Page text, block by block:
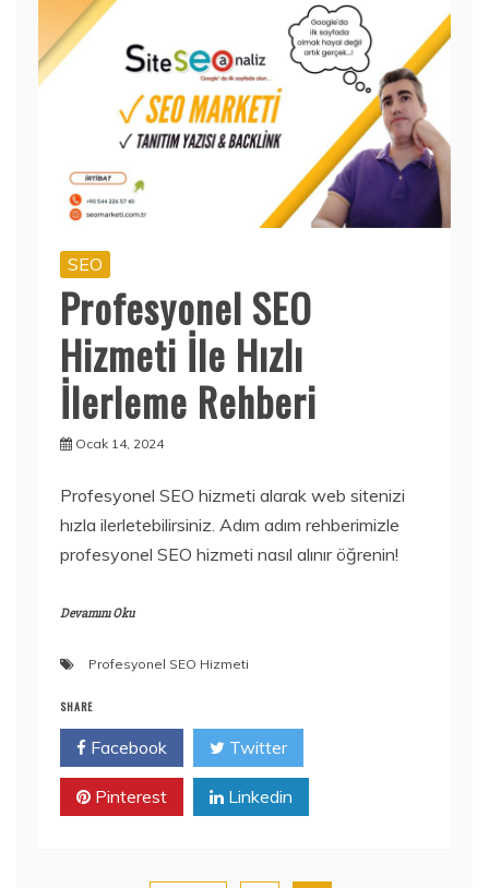
SEO
Profesyonel SEO
Hizmeti İle Hızlı
İlerleme Rehberi
Ocak 14, 2024
Profesyonel SEO hizmeti alarak web sitenizi
hızla ilerletebilirsiniz. Adım adım rehberimizle
profesyonel SEO hizmeti nasıl alınır öğrenin!
Devamını Oku
Profesyonel SEO Hizmeti
SHARE
Facebook Twitter
Pinterest Linkedin